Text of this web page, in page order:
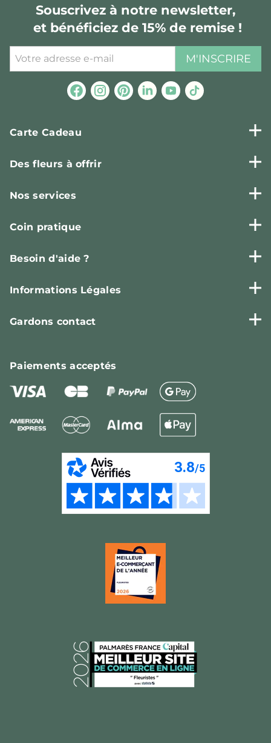
Souscrivez à notre newsletter,
et bénéficiez de 15% de remise !
M'INSCRIRE
Carte Cadeau
Des fleurs à offrir
Nos services
Coin pratique
Besoin d'aide ?
Informations Légales
Gardons contact
Paiementsacceptés